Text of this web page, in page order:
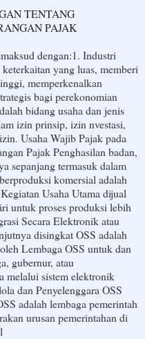
TENTANG
PAJAK
dengan:1. Industri
yang luas, memberi
memperkenalkan
bagi perekonomian
bidang usaha dan jenis
izin prinsip, izin nvestasi,
. Usaha Wajib Pajak pada
Pajak Penghasilan badan,
sepanjang termasuk dalam
komersial adalah
Usaha Utama dijual
untuk proses produksi lebih
Secara Elektronik atau
disingkat OSS adalah
Lembaga OSS untuk dan
gubernur, atau
melalui sistem elektronik
dan Penyelenggara OSS
adalah lembaga pemerintah
urusan pemerintahan di